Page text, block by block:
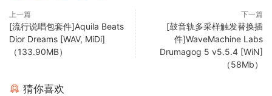
上一篇
[流行说唱包套件]Aquila Beats
Dior Dreams [WAV, MiDi]
（133.90MB）
下一篇
[鼓音轨多采样触发替换插
件]WaveMachine Labs
Drumagog 5 v5.5.4 [WiN]
（58Mb）
猜你喜欢